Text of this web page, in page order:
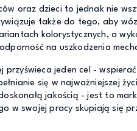
oraz dzieci to jednak nie
także do tego, aby
kolorystycznych, a
na uszkodzenia
przyświeca jeden cel -
się w najważniejszej
jakością - jest to
w swojej pracy skupiają się